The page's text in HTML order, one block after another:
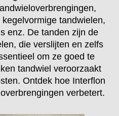
tandwielen,
enz. De tanden zijn de
die verslijten en zelfs
om ze goed te
tandwiel veroorzaakt
Ontdek hoe Interflon
verbetert.